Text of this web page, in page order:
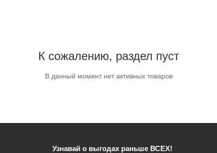
К сожалению, раздел пуст
В данный момент нет активных товаров
Узнавай о выгодах раньше ВСЕХ!